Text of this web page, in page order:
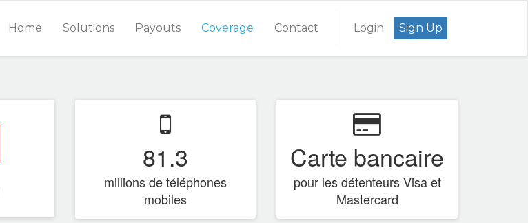
Login Sign Up
Home Solutions Payouts Coverage Contact
81.3
millions de téléphones
mobiles
Carte bancaire
pour les détenteurs Visa et
Mastercard